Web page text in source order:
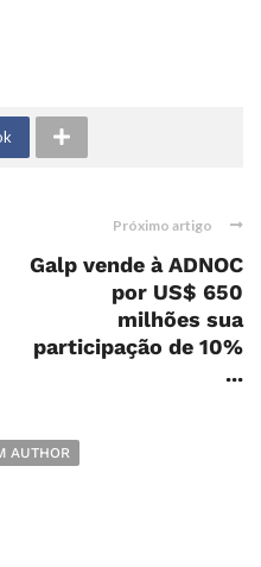
Próximo artigo
Galp vende à ADNOC
por US$ 650
milhões sua
participação de 10%
...
AUTHOR